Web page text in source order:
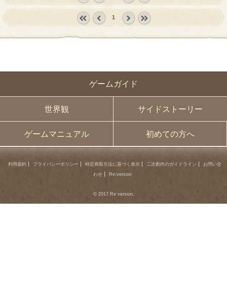
ゲームガイド
世界観 サイドストーリー
ゲームマニュアル 初めての方へ
prev
1
利用規約 プライバシーポリシー 特定商取引法に基づく表示 二次創作のガイドライン
お問い合
わせ
Re:version
© 2017 Re:version.